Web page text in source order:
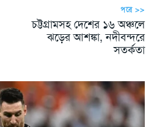
পরে >>
চট্টগ্রামসহ দেশের ১৬ অঞ্চলে
ঝড়ের আশঙ্কা, নদীবন্দরে
সতর্কতা